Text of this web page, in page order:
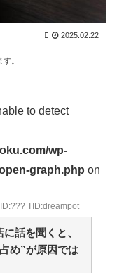
万円以上のSUV
を吸うのが至福
とめるZ NEW!
いている？
/ 2chnaviヘッド
ったから目指す
？」 / 5chまと
店、「そんな危
やったわ」と業者
2025.02.22
。
to detect
wp-
graph.php on
TID:dreampot
話を聞くと、
め”が原因では